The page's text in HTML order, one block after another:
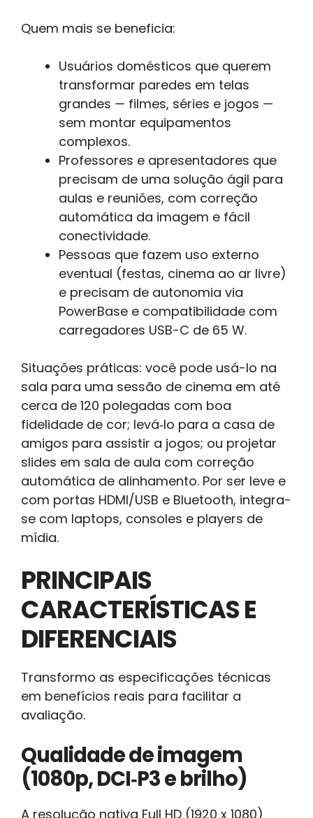
Quem mais se beneficia:
Usuários domésticos que querem
transformar paredes em telas
grandes — filmes, séries e jogos —
sem montar equipamentos
complexos.
Professores e apresentadores que
precisam de uma solução ágil para
aulas e reuniões, com correção
automática da imagem e fácil
conectividade.
Pessoas que fazem uso externo
eventual (festas, cinema ao ar livre)
e precisam de autonomia via
PowerBase e compatibilidade com
carregadores USB-C de 65 W.
Situações práticas: você pode usá-lo na
sala para uma sessão de cinema em até
cerca de 120 polegadas com boa
fidelidade de cor; levá‑lo para a casa de
amigos para assistir a jogos; ou projetar
slides em sala de aula com correção
automática de alinhamento. Por ser leve e
com portas HDMI/USB e Bluetooth, integra-
se com laptops, consoles e players de
mídia.
PRINCIPAIS
CARACTERÍSTICAS E
DIFERENCIAIS
Transformo as especificações técnicas
em benefícios reais para facilitar a
avaliação.
Qualidade de imagem
(1080p, DCI‑P3 e brilho)
A resolução nativa Full HD (1920 x 1080)